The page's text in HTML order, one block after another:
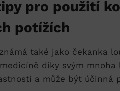
pro ​použití
potížích
také jako čekanka
díky svým
a může být účinná